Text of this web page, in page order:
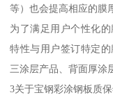
等）也会提高相应的膜
为了满足用户个性化
特性与用户签订特定的
三涂层产品、背面厚涂
3关于宝钢彩涂钢板质保